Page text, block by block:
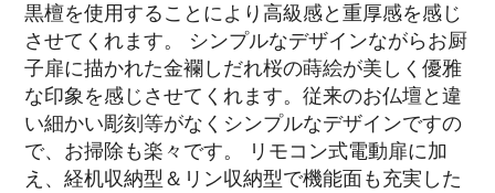
黒檀を使用することにより高級感と重厚感を感じ
させてくれます。 シンプルなデザインながらお厨
子扉に描かれた金襴しだれ桜の蒔絵が美しく優雅
な印象を感じさせてくれます。従来のお仏壇と違
い細かい彫刻等がなくシンプルなデザインですの
で、お掃除も楽々です。 リモコン式電動扉に加
え、経机収納型＆リン収納型で機能面も充実した